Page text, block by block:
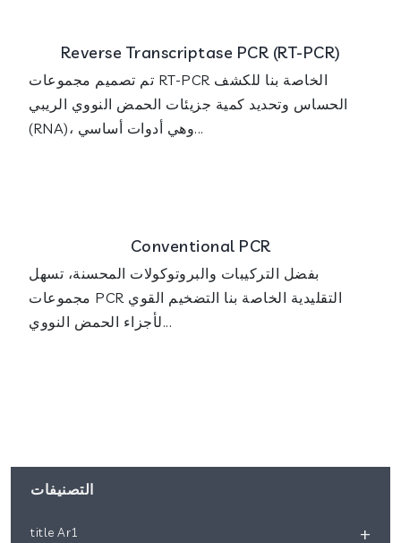
Reverse Transcriptase PCR (RT-PCR)
تم تصميم مجموعات RT-PCR الخاصة بنا للكشف
الحساس وتحديد كمية جزيئات الحمض النووي الريبي
(RNA)، وهي أدوات أساسي...
Conventional PCR
بفضل التركيبات والبروتوكولات المحسنة، تسهل
مجموعات PCR التقليدية الخاصة بنا التضخيم القوي
لأجزاء الحمض النووي...
التصنيفات
title Ar1 +